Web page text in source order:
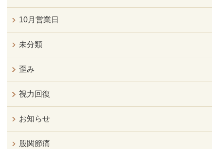
10月営業日
未分類
歪み
視力回復
お知らせ
股関節痛